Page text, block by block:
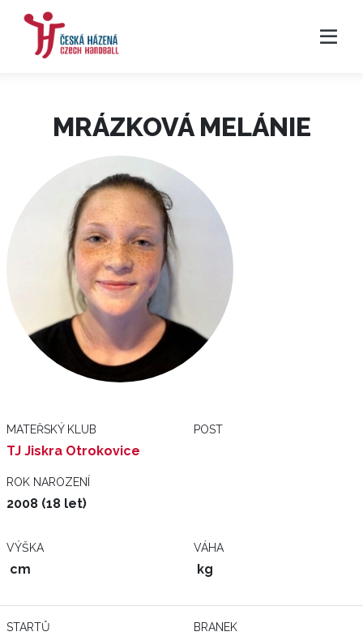
MRÁZKOVÁ MELÁNIE
MATEŘSKÝ KLUB
TJ Jiskra Otrokovice
POST
ROK NAROZENÍ
2008 (18 let)
VÝŠKA
cm
VÁHA
kg
STARTŮ BRANEK